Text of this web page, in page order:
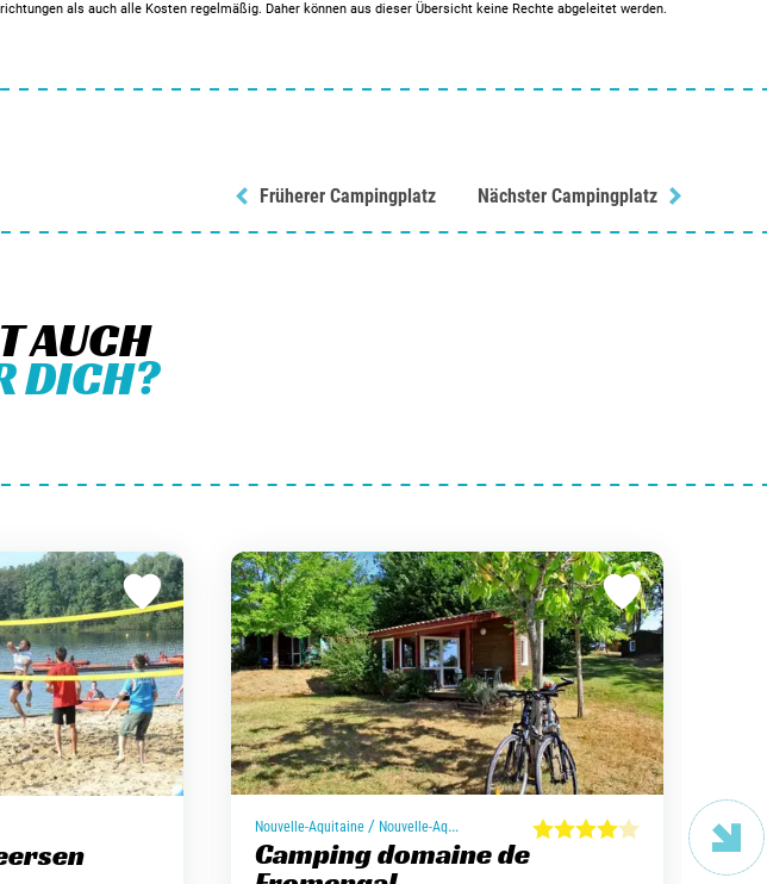
als auch alle Kosten regelmäßig. Daher können aus dieser Übersicht keine Rechte abgeleitet werden.
Früherer Campingplatz Nächster Campingplatz
AUCH
DICH?
Nouvelle-Aquitaine/ Nouvelle-Aquitaine
Camping domaine de